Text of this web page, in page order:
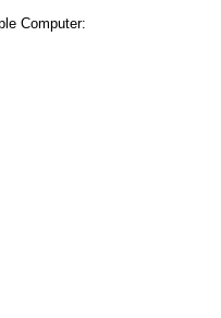
Computer: